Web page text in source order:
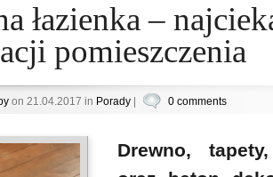
łazienka –
pomieszczenia
on 21.04.2017 in Porady| 0 comments
Drewno,